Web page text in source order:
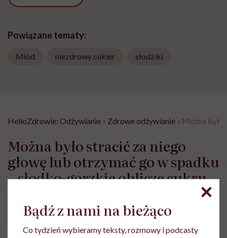
Powiązane tematy:
Miód niezdrowy cukier słodziki
HelloZdrowie: Odżywianie › Zdrowe odżywianie › Można
Można było stracić za niego
głowę lub otrzymać go w spadku
– słodko-gorzkie oblicze cukru
Jolanta Pawnik
Opublikowano:08.12.2023 11:27
Aktualizacja:
24.12.2024 08:08
Bądź z nami na bieżąco
Co tydzień wybieramy teksty, rozmowy i podcasty